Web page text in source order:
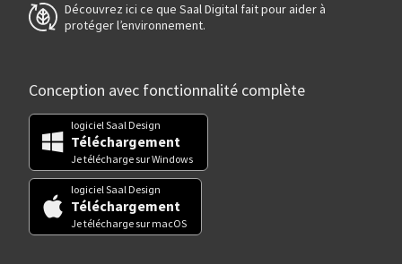
Découvrez ici ce que Saal Digital fait pour aider à
protéger l’environnement.
Conception avec fonctionnalité complète
logiciel Saal Design
Téléchargement
Je télécharge sur Windows
logiciel Saal Design
Téléchargement
Je télécharge sur macOS